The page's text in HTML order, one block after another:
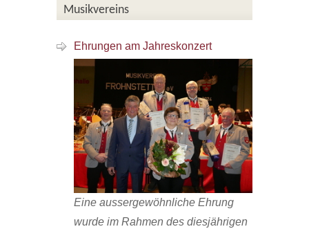
Musikvereins
Ehrungen am Jahreskonzert
Eine aussergewöhnliche Ehrung
wurde im Rahmen des diesjährigen